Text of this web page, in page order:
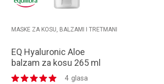
MASKE ZA KOSU, BALZAMI I TRETMANI
EQ Hyaluronic Aloe
balzam za kosu 265 ml
glasa
4